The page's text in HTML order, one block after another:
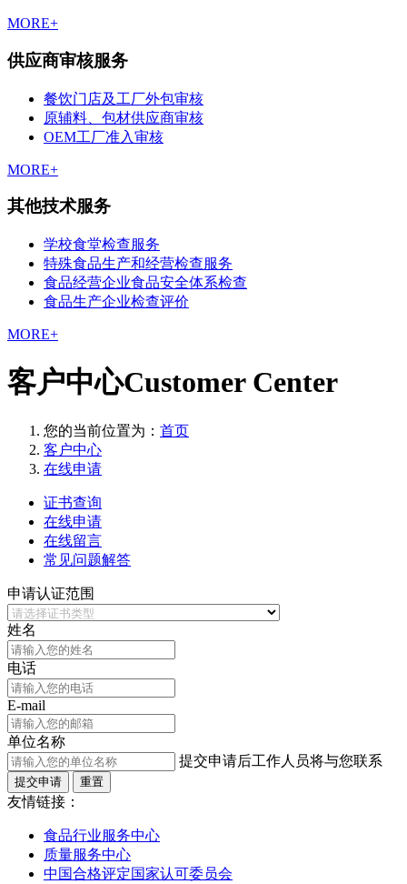
MORE+
供应商审核服务
餐饮门店及工厂外包审核
原辅料、包材供应商审核
OEM工厂准入审核
MORE+
其他技术服务
学校食堂检查服务
特殊食品生产和经营检查服务
食品经营企业食品安全体系检查
食品生产企业检查评价
MORE+
客户中心Customer Center
您的当前位置为： 首页
客户中心
在线申请
证书查询
在线申请
在线留言
常见问题解答
申请认证范围
姓名
电话
E-mail
单位名称
提交申请后工作人员将与您联系
提交申请 重置
友情链接：
食品行业服务中心
质量服务中心
中国合格评定国家认可委员会